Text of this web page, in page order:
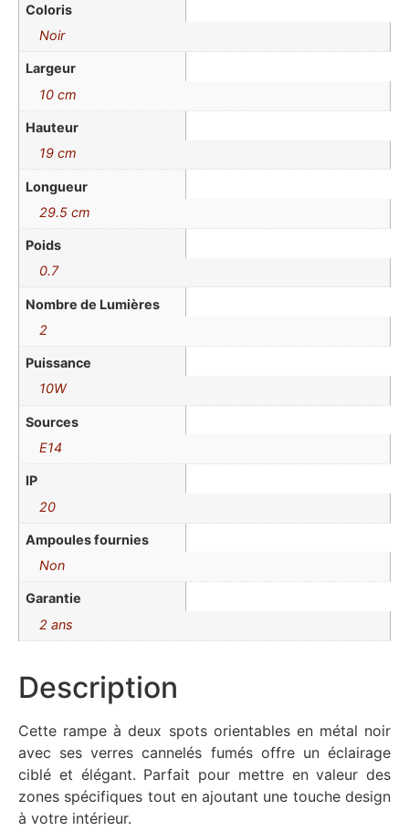
Coloris
Noir
Largeur
10 cm
Hauteur
19 cm
Longueur
29.5 cm
Poids
0.7
Nombre de Lumières
2
Puissance
10W
Sources
E14
IP
20
Ampoules fournies
Non
Garantie
2 ans
Description
Cette rampe à deux spots orientables en métal noir
avec ses verres cannelés fumés offre un éclairage
ciblé et élégant. Parfait pour mettre en valeur des
zones spécifiques tout en ajoutant une touche design
à votre intérieur.